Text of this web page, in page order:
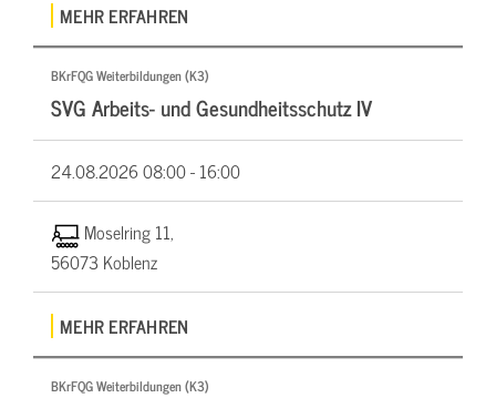
MEHR ERFAHREN
BKrFQG Weiterbildungen (K3)
SVG Arbeits- und Gesundheitsschutz IV
24.08.202608:00 - 16:00
Moselring 11,
56073 Koblenz
MEHR ERFAHREN
BKrFQG Weiterbildungen (K3)